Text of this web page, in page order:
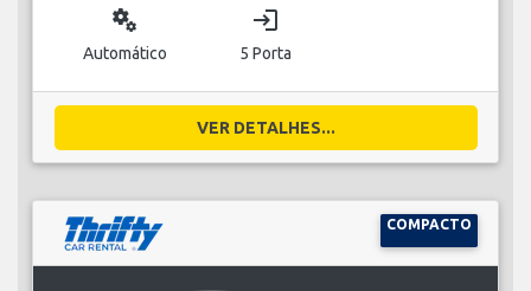
miscellaneous_services
Automático
login
5 Porta
VER DETALHES...
COMPACTO